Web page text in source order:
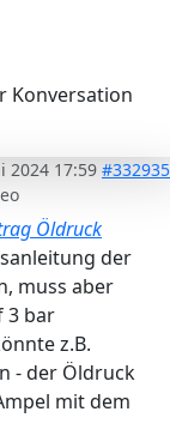
Konversation
2024 17:59 #332935
Öldruck
der
muss aber
3 bar
z.B.
- der Öldruck
mit dem